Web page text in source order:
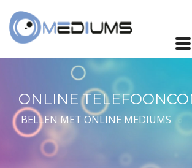
ONLINE
BELLEN MET ONLINE MEDIUMS